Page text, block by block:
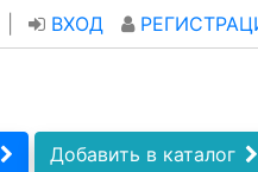
ВХОД
Добавить в каталог